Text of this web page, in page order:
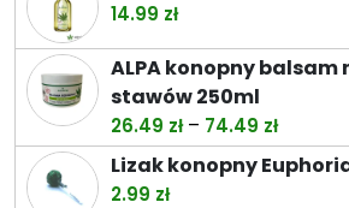
14.99 zł
ALPA konopny balsam
stawów 250ml
26.49 zł – 74.49 złZakres
cen:
od
Lizak konopny
2.99 zł